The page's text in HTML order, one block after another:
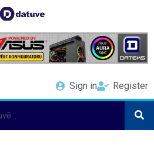
Sign in Register